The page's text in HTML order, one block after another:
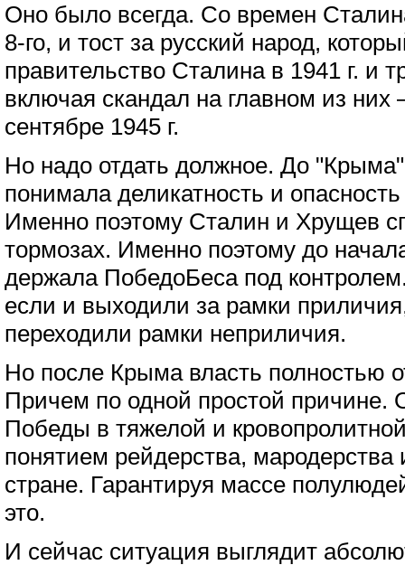
Оно было всегда. Со времен
8-го, и тост за русский народ,
правительство Сталина в 1941 г. и
включая скандал на главном из них
сентябре 1945 г.
Но надо отдать должное. До "Крыма"
понимала деликатность и
Именно поэтому Сталин и Хрущев
тормозах. Именно поэтому до
держала ПобедоБеса под
если и выходили за рамки
переходили рамки неприличия.
Но после Крыма власть полностью
Причем по одной простой причине.
Победы в тяжелой и
понятием рейдерства, мародерства
стране. Гарантируя массе
это.
И сейчас ситуация выглядит